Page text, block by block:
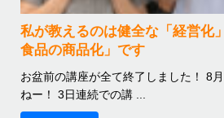
私が教えるのは健全な「経営化
食品の商品化」です
お盆前の講座が全て終了しました！ 8
ねー！ 3日連続での講 ...